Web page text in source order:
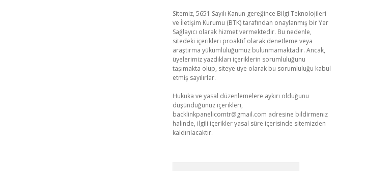
Sitemiz, 5651 Sayılı Kanun gereğince Bilgi Teknolojileri
ve İletişim Kurumu (BTK) tarafından onaylanmış bir Yer
Sağlayıcı olarak hizmet vermektedir. Bu nedenle,
sitedeki içerikleri proaktif olarak denetleme veya
araştırma yükümlülüğümüz bulunmamaktadır. Ancak,
üyelerimiz yazdıkları içeriklerin sorumluluğunu
taşımakta olup, siteye üye olarak bu sorumluluğu kabul
etmiş sayılırlar.
Hukuka ve yasal düzenlemelere aykırı olduğunu
düşündüğünüz içerikleri,
backlinkpanelicomtr@gmail.com adresine bildirmeniz
halinde, ilgili içerikler yasal süre içerisinde sitemizden
kaldırılacaktır.